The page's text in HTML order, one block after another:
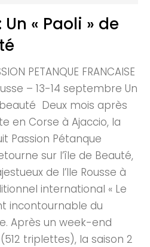
Un « Paoli » de
PETANQUE FRANCAISE
– 13-14 septembre Un
Deux mois après
en Corse à Ajaccio, la
Passion Pétanque
sur l’île de Beauté,
de l’Ile Rousse à
international « Le
incontournable du
Après un week-end
triplettes), la saison 2